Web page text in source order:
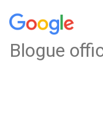
Blogue